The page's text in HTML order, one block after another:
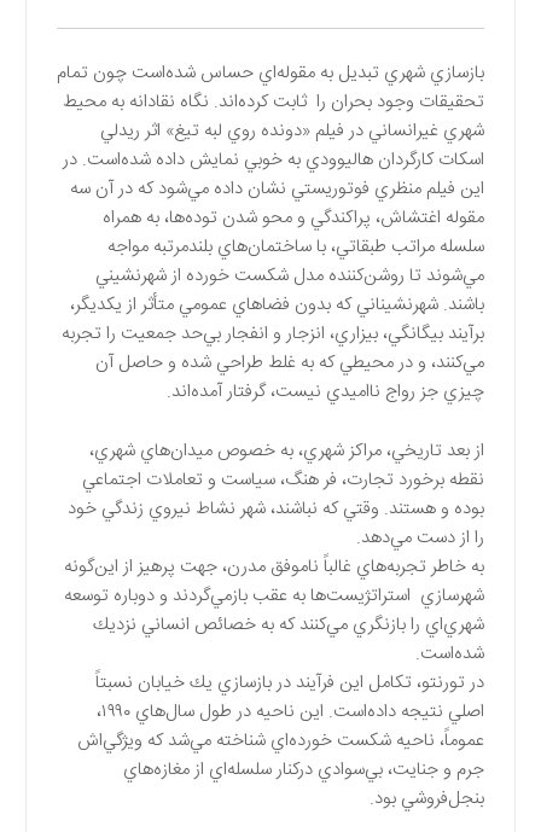
بازسازي شهري تبديل به مقوله‌اي حساس شده‌است چون تمام
تحقيقات وجود بحران را ثابت كرده‌اند. نگاه نقادانه به محيط
شهري غيرانساني در فيلم «دونده روي لبه تيغ» اثر ريدلي
اسكات كارگردان هاليوودي به خوبي نمايش داده شده‌است. در
اين فيلم منظري فوتوريستي نشان داده مي‌شود كه در آن سه
مقوله اغتشاش، پراكندگي و محو شدن توده‌ها، به همراه
سلسله مراتب طبقاتي، با ساختمان‌هاي بلندمرتبه مواجه
مي‌شوند تا روشن‌كننده مدل شكست خورده از شهرنشيني
باشند. شهرنشيناني كه بدون فضاهاي عمومي متأثر از يكديگر،
برآيند بيگانگي، بيزاري، انزجار و انفجار بي‌حد ‌جمعيت را تجربه
مي‌كنند، و در محيطي كه به غلط طراحي شده و حاصل آن
چيزي جز رواج نااميدي نيست، گرفتار آمده‌اند.
از بعد تاريخي، مراكز شهري، به خصوص ميدان‌هاي شهري،
نقطه برخورد تجارت، فر هنگ، سياست و تعاملات اجتماعي
بوده و هستند. وقتي كه نباشند، شهر نشاط نيروي زندگي خود
را از دست مي‌دهد.
به خاطر تجربه‌هاي غالباً ناموفق مدرن، جهت پرهيز از اين‌گونه
شهرسازي استراتژيست‌ها به عقب باز‌مي‌گردند و دوباره توسعه
شهري‌اي را بازنگري مي‌كنند كه به خصائص انساني نزديك
شده‌است.
در تورنتو، تكامل اين فرآيند در بازسازي يك خيابان نسبتاً
اصلي نتيجه داده‌است. اين ناحيه در طول سال‌هاي ۱۹۹۰،
عموماً، ناحيه شكست خورده‌اي شناخته مي‌شد كه ويژگي‌اش
جرم و جنايت، بي‌سوادي دركنار سلسله‌اي از مغازه‌هاي
بنجل‌فروشي بود.